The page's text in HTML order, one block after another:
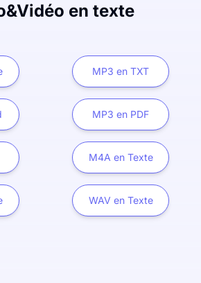
en texte
MP3 en TXT
MP3 en PDF
M4A en Texte
WAV en Texte